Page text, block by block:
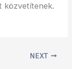
közvetítenek.
NEXT